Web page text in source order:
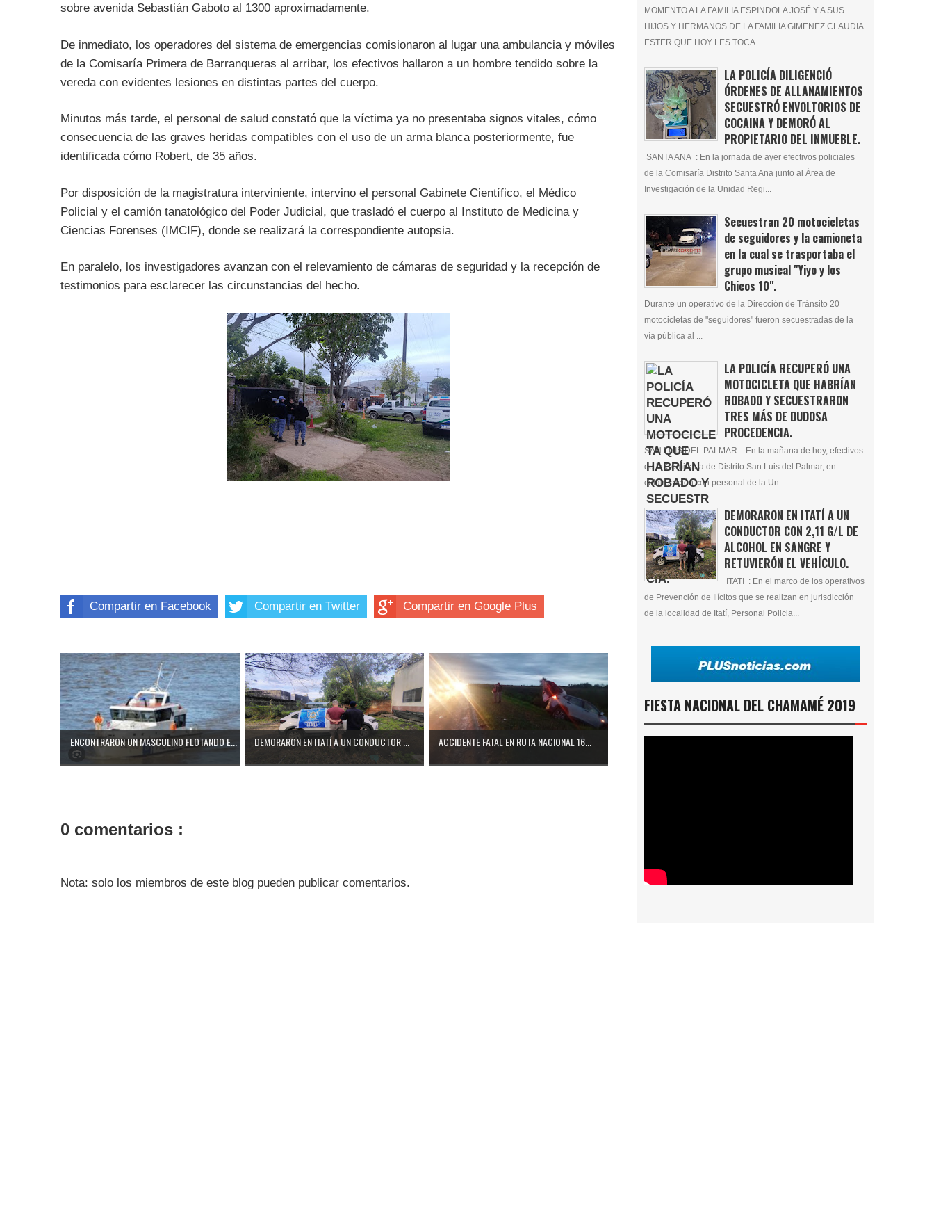
sobre avenida Sebastián Gaboto al 1300 aproximadamente.
De inmediato, los operadores del sistema de emergencias comisionaron al lugar una ambulancia y móviles
de la Comisaría Primera de Barranqueras al arribar, los efectivos hallaron a un hombre tendido sobre la
vereda con evidentes lesiones en distintas partes del cuerpo.
Minutos más tarde, el personal de salud constató que la víctima ya no presentaba signos vitales, cómo
consecuencia de las graves heridas compatibles con el uso de un arma blanca posteriormente, fue
identificada cómo Robert, de 35 años.
Por disposición de la magistratura interviniente, intervino el personal Gabinete Científico, el Médico
Policial y el camión tanatológico del Poder Judicial, que trasladó el cuerpo al Instituto de Medicina y
Ciencias Forenses (IMCIF), donde se realizará la correspondiente autopsia.
En paralelo, los investigadores avanzan con el relevamiento de cámaras de seguridad y la recepción de
testimonios para esclarecer las circunstancias del hecho.
Compartir en Facebook Compartir en Twitter Compartir en Google Plus
ENCONTRARON UN MASCULINO FLOTANDO E... DEMORARON EN ITATÍ A UN CONDUCTOR ... ACCIDENTE FATAL EN RUTA NACIONAL 16...
0 comentarios :
Nota: solo los miembros de este blog pueden publicar comentarios.
MOMENTO A LA FAMILIA ESPINDOLA JOSÉ Y A SUS
HIJOS Y HERMANOS DE LA FAMILIA GIMENEZ CLAUDIA
ESTER QUE HOY LES TOCA ...
LA POLICÍA DILIGENCIÓ
ÓRDENES DE ALLANAMIENTOS
SECUESTRÓ ENVOLTORIOS DE
COCAINA Y DEMORÓ AL
PROPIETARIO DEL INMUEBLE.
SANTA ANA : En la jornada de ayer efectivos policiales
de la Comisaría Distrito Santa Ana junto al Área de
Investigación de la Unidad Regi...
Secuestran 20 motocicletas
de seguidores y la camioneta
en la cual se trasportaba el
grupo musical "Yiyo y los
Chicos 10".
Durante un operativo de la Dirección de Tránsito 20
motocicletas de "seguidores" fueron secuestradas de la
vía pública al ...
LA POLICÍA RECUPERÓ UNA
MOTOCICLETA QUE HABRÍAN
ROBADO Y SECUESTRARON
TRES MÁS DE DUDOSA
PROCEDENCIA.
SAN LUIS DEL PALMAR. : En la mañana de hoy, efectivos
de la Comisaría de Distrito San Luis del Palmar, en
colaboración con personal de la Un...
DEMORARON EN ITATÍ A UN
CONDUCTOR CON 2,11 G/L DE
ALCOHOL EN SANGRE Y
RETUVIERÓN EL VEHÍCULO.
ITATI : En el marco de los operativos
de Prevención de Ilícitos que se realizan en jurisdicción
de la localidad de Itatí, Personal Policia...
FIESTA NACIONAL DEL CHAMAMÉ 2019